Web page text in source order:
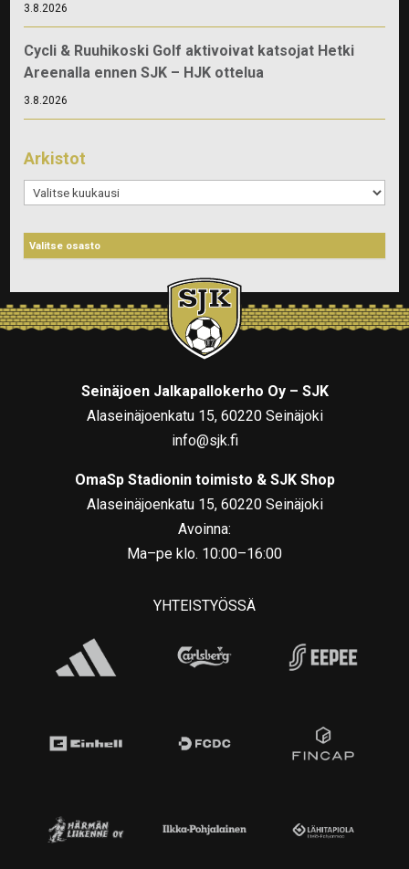
3.8.2026
Cycli & Ruuhikoski Golf aktivoivat katsojat Hetki
Areenalla ennen SJK – HJK ottelua
3.8.2026
Arkistot
Arkistot
Seinäjoen Jalkapallokerho Oy – SJK
Alaseinäjoenkatu 15, 60220 Seinäjoki
info@sjk.fi
OmaSp Stadionin toimisto & SJK Shop
Alaseinäjoenkatu 15, 60220 Seinäjoki
Avoinna:
Ma–pe klo. 10:00–16:00
YHTEISTYÖSSÄ